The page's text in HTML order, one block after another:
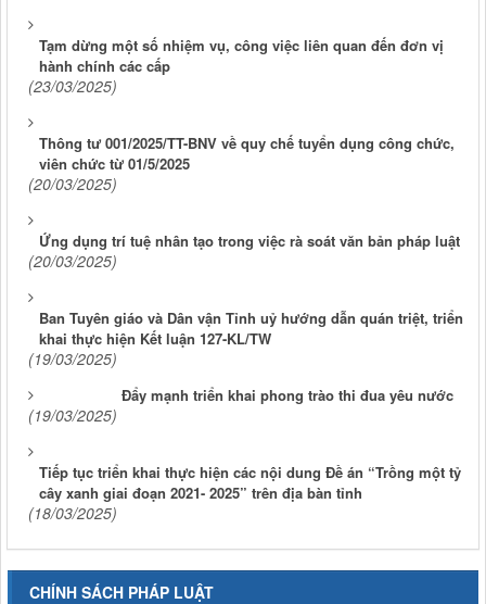
Tạm dừng một số nhiệm vụ, công việc liên quan đến đơn vị
hành chính các cấp
(23/03/2025)
Thông tư 001/2025/TT-BNV về quy chế tuyển dụng công chức,
viên chức từ 01/5/2025
(20/03/2025)
Ứng dụng trí tuệ nhân tạo trong việc rà soát văn bản pháp luật
(20/03/2025)
Ban Tuyên giáo và Dân vận Tỉnh uỷ hướng dẫn quán triệt, triển
khai thực hiện Kết luận 127-KL/TW
(19/03/2025)
Đẩy mạnh triển khai phong trào thi đua yêu nước
(19/03/2025)
Tiếp tục triển khai thực hiện các nội dung Đề án “Trồng một tỷ
cây xanh giai đoạn 2021- 2025” trên địa bàn tỉnh
(18/03/2025)
CHÍNH SÁCH PHÁP LUẬT